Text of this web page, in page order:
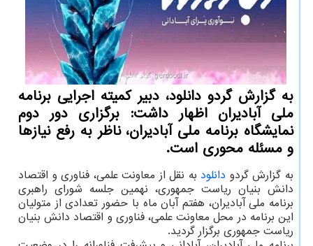
به گزارش گردو دانلود، دبیر کمیته اجرایی برنامه
ملی آبادیران اظهار داشت: برگزاری دور دوم
نمایشگاه برنامه ملی آبادیران، ناظر به رفع نیازها
و مسئله محوری است.
به گزارش گردو دانلود به نقل از معاونت علمی، فناوری و اقتصاد
دانش بنیان ریاست جمهوری، نهمین جلسه شورای راهبری
برنامه ملی آبادیران، هفتم آبان ماه با حضور تعدادی از متولیان
این برنامه در محل معاونت علمی، فناوری و اقتصاد دانش بنیان
ریاست جمهوری برگزار گردید.